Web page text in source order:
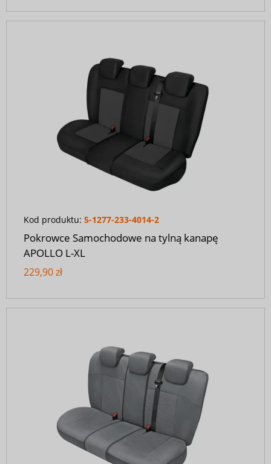
Kod produktu: 5-1277-233-4014-2
Pokrowce Samochodowe na tylną kanapę
APOLLO L-XL
229,90 zł